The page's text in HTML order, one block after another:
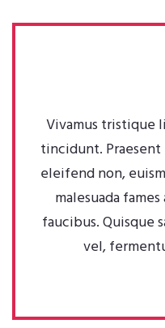
Vivamus tristique
tincidunt. Praesent
eleifend non,
malesuada
faucibus. Quisque
vel,